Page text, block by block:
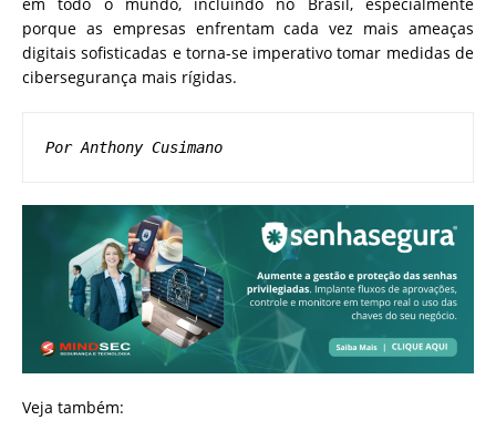
porque as empresas enfrentam cada vez mais ameaças
digitais sofisticadas e torna-se imperativo tomar medidas de
cibersegurança mais rígidas.
Por Anthony Cusimano
Veja também: